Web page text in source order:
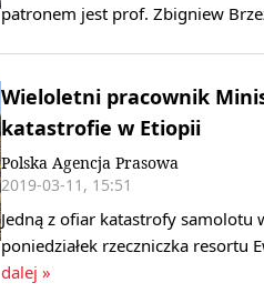
patronem jest prof. Zbigniew
Wieloletni pracownik
katastrofie w Etiopii
Polska Agencja Prasowa
2019-03-11, 15:51
Jedną z ofiar katastrofy samolotu
poniedziałek rzeczniczka resortu
dalej »